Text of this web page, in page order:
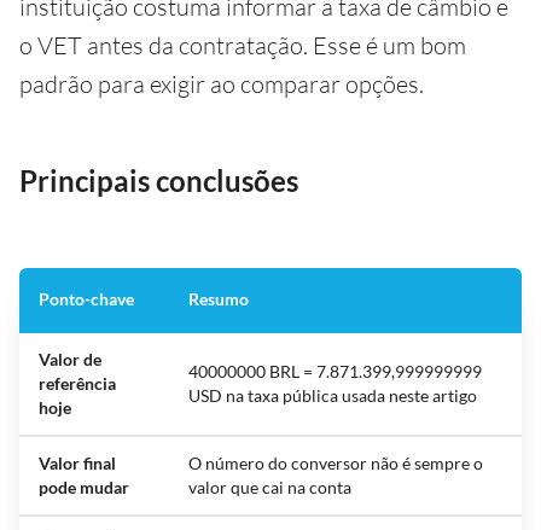
instituição costuma informar a taxa de câmbio e
o VET antes da contratação. Esse é um bom
padrão para exigir ao comparar opções.
Principais conclusões
Ponto-chave Resumo
Valor de
referência
hoje
40000000 BRL = 7.871.399,999999999
USD na taxa pública usada neste artigo
Valor final
pode mudar
O número do conversor não é sempre o
valor que cai na conta